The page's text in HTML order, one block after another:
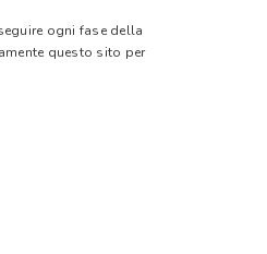
ogni fase della
questo sito per